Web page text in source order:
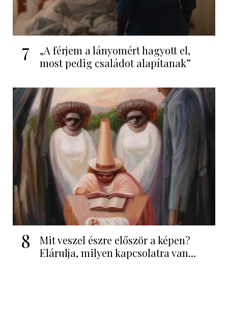
7
„A férjem a lányomért hagyott el,
most pedig családot alapítanak”
8
Mit veszel észre először a képen?
Elárulja, milyen kapcsolatra van...